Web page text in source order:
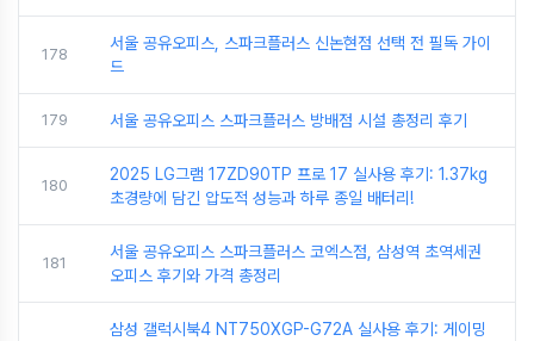
178
서울 공유오피스, 스파크플러스 신논현점 선택 전 필독 가이
드
179 서울 공유오피스 스파크플러스 방배점 시설 총정리 후기
180
2025 LG그램 17ZD90TP 프로 17 실사용 후기: 1.37kg
초경량에 담긴 압도적 성능과 하루 종일 배터리!
181
서울 공유오피스 스파크플러스 코엑스점, 삼성역 초역세권
오피스 후기와 가격 총정리
삼성 갤럭시북4 NT750XGP-G72A 실사용 후기: 게이밍